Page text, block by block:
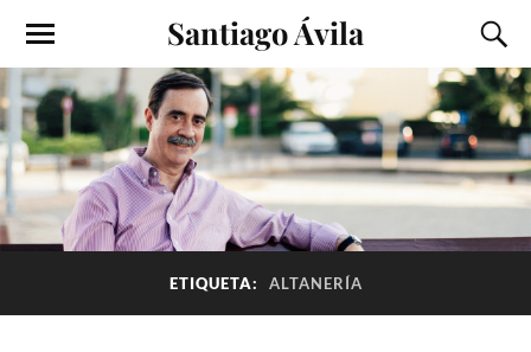
Santiago Ávila
ETIQUETA: ALTANERÍA